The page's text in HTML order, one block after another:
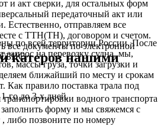
и акт сверки, для остальных форм
передаточный акт или
Естественно, отправляем все
с ТТН(ТН), договором и счетом.
все документы по электронной
СБИС.
по всей территории России. После
запрос на перевозку судна, мы,
массы груза, точки загрузки и
ближайший по месту и срокам
Как правило поставка трала под
го до 3-х дней.
катеров нашими
транспортировки водного транспорта
форму и мы свяжемся с
либо позвоните по номеру